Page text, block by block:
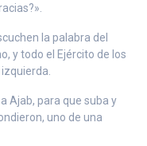
la palabra del
y todo el Ejército de los
Ajab, para que suba y
uno de una